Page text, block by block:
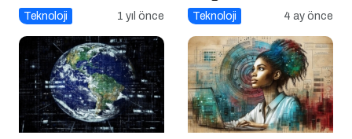
Artık Mümkün
Teknoloji 1 yıl önce Teknoloji 4 ay önce